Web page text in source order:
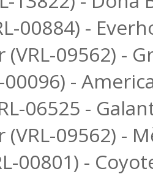
00884) -
09562) -
00096) -
06525 -
09562) -
00801) -